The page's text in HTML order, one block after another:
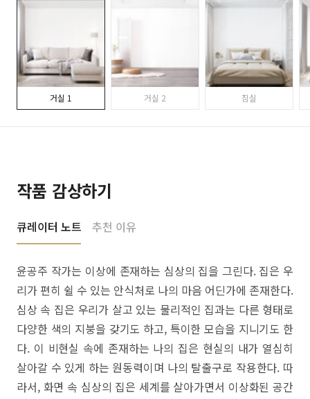
거실 1 거실 2 침실
작품 감상하기
큐레이터 노트 추천 이유
윤공주 작가는 이상에 존재하는 심상의 집을 그린다. 집은 우
리가 편히 쉴 수 있는 안식처로 나의 마음 어딘가에 존재한다.
심상 속 집은 우리가 살고 있는 물리적인 집과는 다른 형태로
다양한 색의 지붕을 갖기도 하고, 특이한 모습을 지니기도 한
다. 이 비현실 속에 존재하는 나의 집은 현실의 내가 열심히
살아갈 수 있게 하는 원동력이며 나의 탈출구로 작용한다. 따
라서, 화면 속 심상의 집은 세계를 살아가면서 이상화된 공간